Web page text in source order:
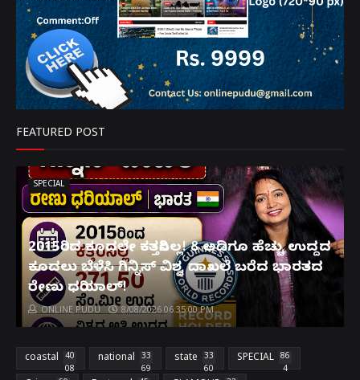
FEATURED POST
SPECIAL
2015ರಿಂದ ಕೂದಲೇ ಕತ್ತರಿಸಿಲ್ಲ! 8 ಅಡಿಗೂ ಹೆಚ್ಚು ಉದ್ದದ
ಕೂದಲು ಬೆಳೆಸಿ ಗಿನ್ನಿಸ್ ವಿಶ್ವ ದಾಖಲೆ ಬರೆದ ಭಾರತದ
ರೇಣು ಧರಿಯಾಲ್!
ONLINE PUDU 8/08/2026 06:35:00 PM
coastal
40
08
national
33
69
state
33
60
SPECIAL
86
4